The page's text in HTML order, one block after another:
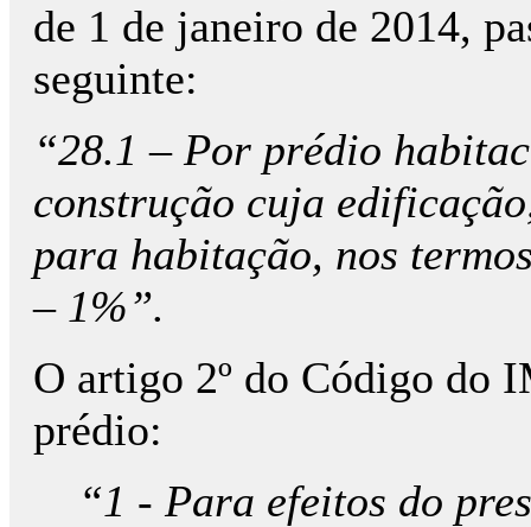
de 1 de janeiro de 2014,
seguinte:
“28.1 – Por prédio
construção cuja
para habitação, nos
– 1%”.
O artigo 2º do Código do
prédio:
“1 - Para efeitos do